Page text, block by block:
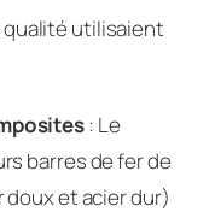
qualité utilisaient
: Le
barres de fer de
et acier dur)